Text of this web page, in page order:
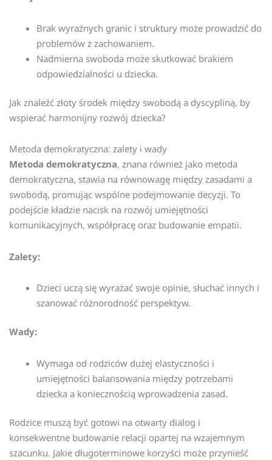
Brak wyraźnych granic i struktury może prowadzić do
problemów z zachowaniem.
Nadmierna swoboda może skutkować brakiem
odpowiedzialności u dziecka.
Jak znaleźć złoty środek między swobodą a dyscypliną, by
wspierać harmonijny rozwój dziecka?
Metoda demokratyczna: zalety i wady
Metoda demokratyczna, znana również jako metoda
demokratyczna, stawia na równowagę między zasadami a
swobodą, promując wspólne podejmowanie decyzji. To
podejście kładzie nacisk na rozwój umiejętności
komunikacyjnych, współpracę oraz budowanie empatii.
Zalety:
Dzieci uczą się wyrażać swoje opinie, słuchać innych i
szanować różnorodność perspektyw.
Wady:
Wymaga od rodziców dużej elastyczności i
umiejętności balansowania między potrzebami
dziecka a koniecznością wprowadzenia zasad.
Rodzice muszą być gotowi na otwarty dialog i
konsekwentne budowanie relacji opartej na wzajemnym
szacunku. Jakie długoterminowe korzyści może przynieść